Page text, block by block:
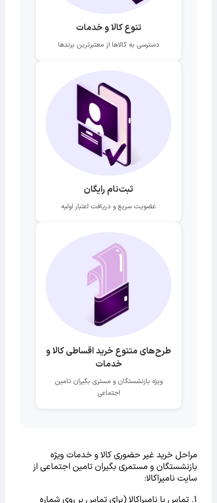
تنوع کالا و خدمات
دسترسی به کالاها از معتبرترین برندها
ثبت‌نام رایگان
عضویت سریع و دریافت اعتبار اولیه
طرح‌های متنوع خرید اقساطی کالا و
خدمات
ویژه بازنشستگان و مستری بگیران تامین
اجتماعی
مراحل خرید غیر حضوری کالا و خدمات ویژه
بازنشستگان و مستمری بگیران تامین اجتماعی از
سایت نامیراکالا: